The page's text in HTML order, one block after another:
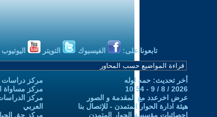
تابعونا على: الفيسبوك التويتر اليوتيوب
أخر تحديث: حمه لوله
2026 / 8 / 9 - 10:54
عرض اخرعدد مع المقدمة و الصور
هيئة ادارة الحوار المتمدن - للإتصال بنا
إحصائيات مؤسسة الحوار المتمدن
مركز دراسات
مركز مساواة
مركز
العربي
مركز حق